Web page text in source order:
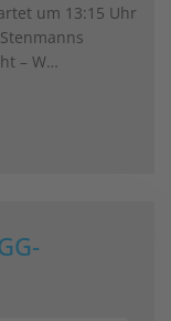
um 13:15 Uhr
– W…